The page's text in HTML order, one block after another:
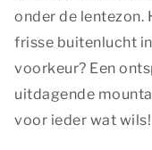
onder de lentezon.
frisse buitenlucht
voorkeur? Een
uitdagende
voor ieder wat wils!